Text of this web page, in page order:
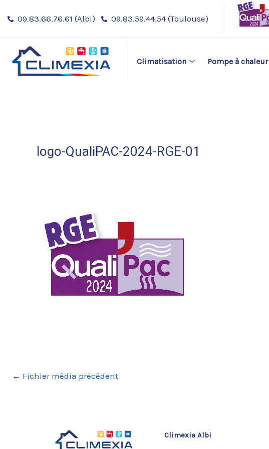
au
09.83.66.76.61 (Albi) 09.83.59.44.54 (Toulouse)
Climatisation Pompe à chaleur
logo-QualiPAC-2024-RGE-01
des
← Fichier média précédent
Climexia Albi